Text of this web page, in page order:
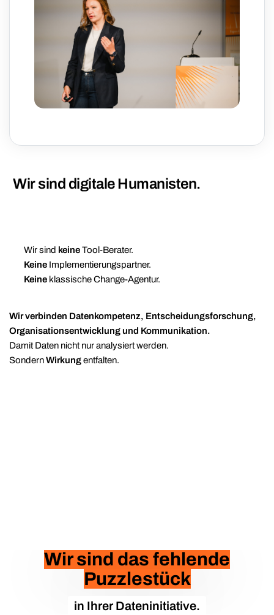
Wir sind digitale Humanisten.
Wir sind keineTool-Berater.
Keine Implementierungspartner.
Keine klassische Change-Agentur.
Wir verbinden Datenkompetenz, Entscheidungsforschung,
Organisationsentwicklung und Kommunikation.
Damit Daten nicht nur analysiert werden.
SondernWirkungentfalten.
Wir sind das fehlende
Puzzlestück
in Ihrer Dateninitiative.